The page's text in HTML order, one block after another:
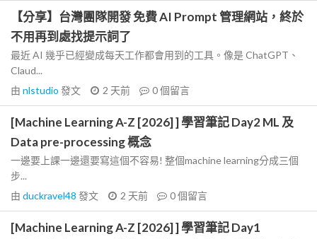
【分享】台灣團隊開發 免費 AI Prompt 管理網站，終於
不用再到處找提示詞了
最近 AI 幾乎已經變成每天工作都會用到的工具。像是 ChatGPT、
Claud...
由 nlstudio 發文 2 天前 0個留言
[Machine Learning A-Z [2026] ] 學習筆記 Day2 ML 及
Data pre-processing 概念
一邊要上課一邊還要寫這個不容易! 整個machine learning分成三個
步...
由 duckravel48 發文 2 天前 0個留言
[Machine Learning A-Z [2026] ] 學習筆記 Day1